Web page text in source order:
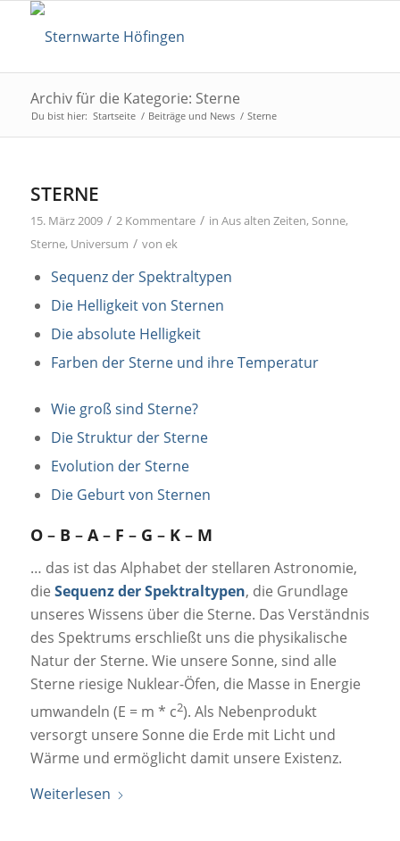
Archiv für die Kategorie: Sterne
Du bist hier: Startseite / Beiträge und News / Sterne
STERNE
15. März 2009 / 2 Kommentare / in Aus alten Zeiten, Sonne,
Sterne, Universum / von ek
Sequenz der Spektraltypen
Die Helligkeit von Sternen
Die absolute Helligkeit
Farben der Sterne und ihre Temperatur
Wie groß sind Sterne?
Die Struktur der Sterne
Evolution der Sterne
Die Geburt von Sternen
O– B – A– F – G – K– M
… das ist das Alphabet der stellaren Astronomie,
die Sequenz der Spektraltypen, die Grundlage
unseres Wissens über die Sterne. Das Verständnis
des Spektrums erschließt uns die physikalische
Natur der Sterne. Wie unsere Sonne, sind alle
Sterne riesige Nuklear-Öfen, die Masse in Energie
umwandeln (E = m * c2). Als Nebenprodukt
versorgt unsere Sonne die Erde mit Licht und
Wärme und ermöglicht damit unsere Existenz.
Weiterlesen